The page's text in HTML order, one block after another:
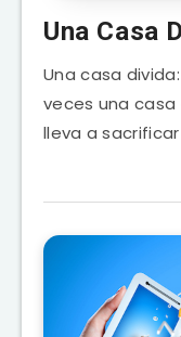
Una Casa
Una casa
veces una casa
lleva a